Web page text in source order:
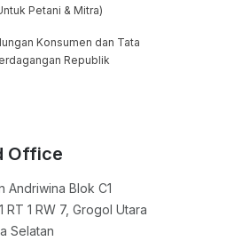
Petani & Mitra)
Konsumen dan Tata
Republik
Office
Andriwina Blok C1
1 RW 7, Grogol Utara
Selatan